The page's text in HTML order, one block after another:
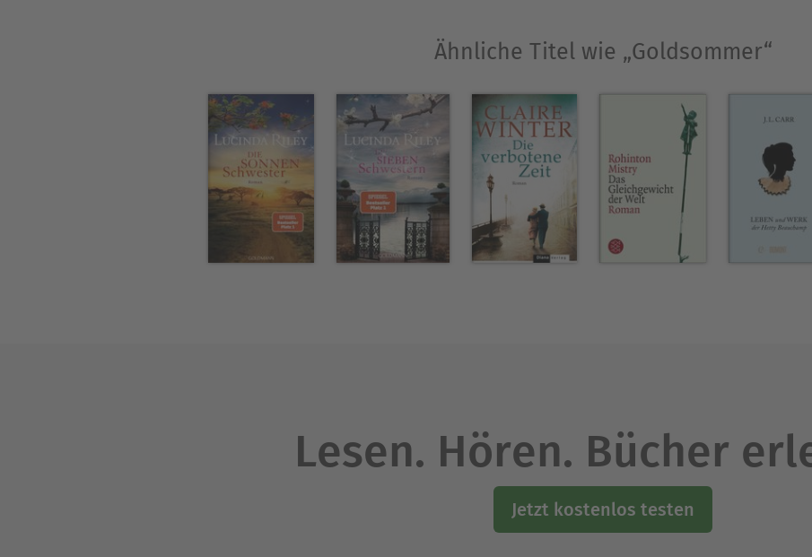
Ähnliche Titel wie „Goldsommer“
Lesen. Hören. Bücher
Jetzt kostenlos testen